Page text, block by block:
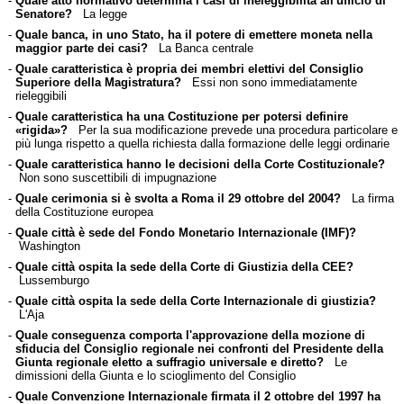
Senatore?La legge
- Quale banca, in uno Stato, ha il potere di emettere moneta nella
maggior parte dei casi?La Banca centrale
- Quale caratteristica è propria dei membri elettivi del Consiglio
Superiore della Magistratura?Essi non sono immediatamente
rieleggibili
- Quale caratteristica ha una Costituzione per potersi definire
«rigida»?Per la sua modificazione prevede una procedura particolare e
più lunga rispetto a quella richiesta dalla formazione delle leggi ordinarie
- Quale caratteristica hanno le decisioni della Corte Costituzionale?
Non sono suscettibili di impugnazione
- Quale cerimonia si è svolta a Roma il 29 ottobre del 2004?La firma
della Costituzione europea
- Quale città è sede del Fondo Monetario Internazionale (IMF)?
Washington
- Quale città ospita la sede della Corte di Giustizia della CEE?
Lussemburgo
- Quale città ospita la sede della Corte Internazionale di giustizia?
L'Aja
- Quale conseguenza comporta l'approvazione della mozione di
sfiducia del Consiglio regionale nei confronti del Presidente della
Giunta regionale eletto a suffragio universale e diretto?Le
dimissioni della Giunta e lo scioglimento del Consiglio
- Quale Convenzione Internazionale firmata il 2 ottobre del 1997 ha